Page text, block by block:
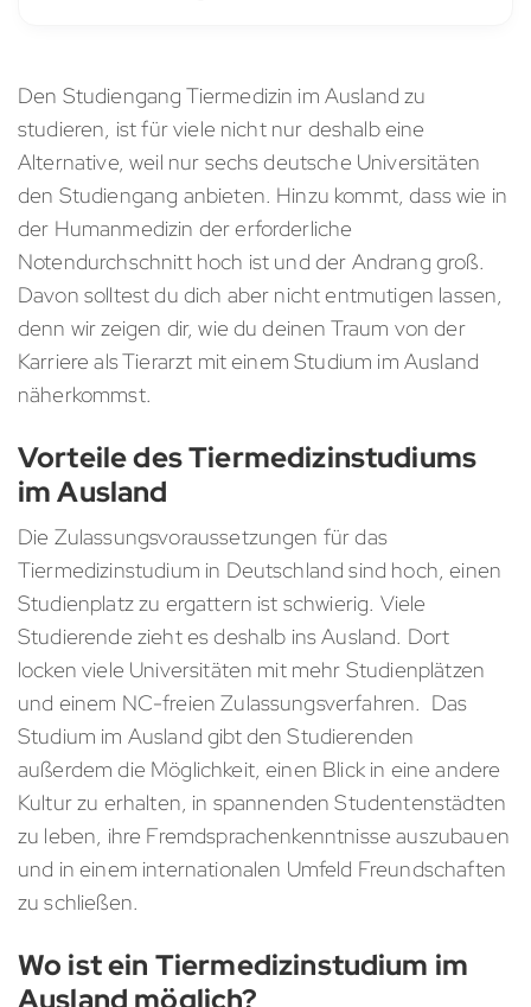
Den Studiengang Tiermedizin im Ausland zu
studieren, ist für viele nicht nur deshalb eine
Alternative, weil nur sechs deutsche Universitäten
den Studiengang anbieten. Hinzu kommt, dass wie in
der Humanmedizin der erforderliche
Notendurchschnitt hoch ist und der Andrang groß.
Davon solltest du dich aber nicht entmutigen lassen,
denn wir zeigen dir, wie du deinen Traum von der
Karriere als Tierarzt mit einem Studium im Ausland
näherkommst.
Vorteile des Tiermedizinstudiums
im Ausland
Die Zulassungsvoraussetzungen für das
Tiermedizinstudium in Deutschland sind hoch, einen
Studienplatz zu ergattern ist schwierig. Viele
Studierende zieht es deshalb ins Ausland. Dort
locken viele Universitäten mit mehr Studienplätzen
und einem NC-freien Zulassungsverfahren. Das
Studium im Ausland gibt den Studierenden
außerdem die Möglichkeit, einen Blick in eine andere
Kultur zu erhalten, in spannenden Studentenstädten
zu leben, ihre Fremdsprachenkenntnisse auszubauen
und in einem internationalen Umfeld Freundschaften
zu schließen.
Wo ist ein Tiermedizinstudium im
Ausland möglich?